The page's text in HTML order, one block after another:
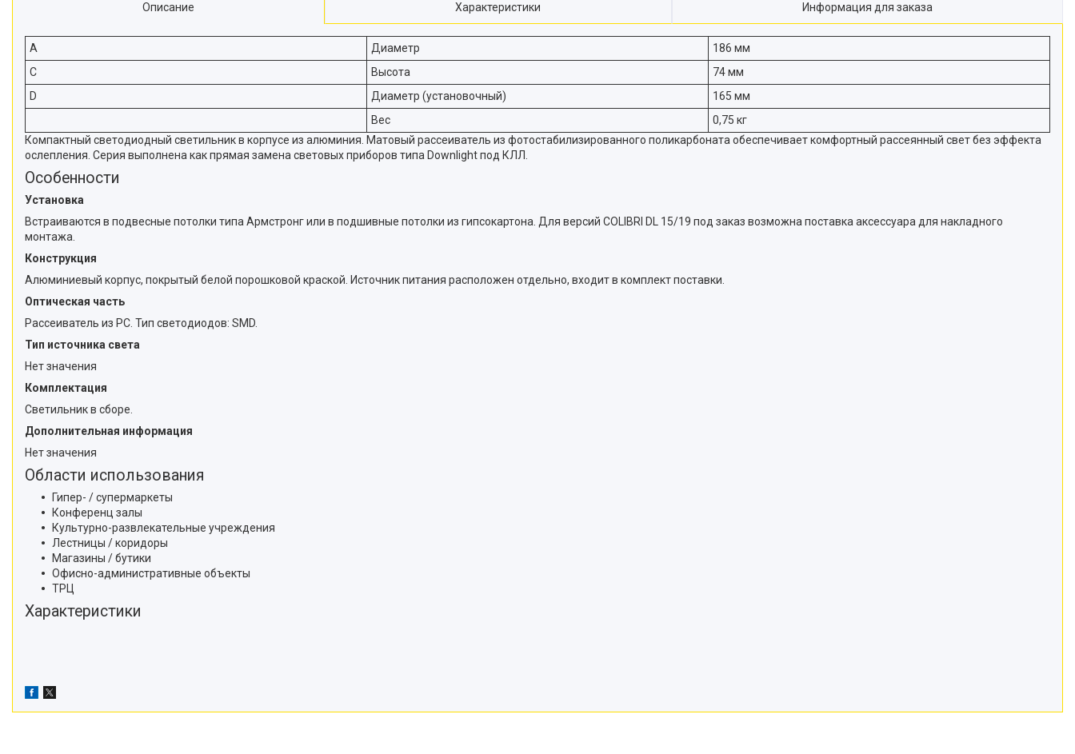
Описание Характеристики Информация для заказа
A Диаметр
186 мм
C
Высота
74 мм
D
Диаметр (установочный)
165 мм
Вес
0,75 кг
Компактный светодиодный светильник в корпусе из алюминия. Матовый рассеиватель из фотостабилизированного поликарбоната обеспечивает комфортный рассеянный свет без эффекта
ослепления. Серия выполнена как прямая замена световых приборов типа Downlight под КЛЛ.
Особенности
Установка
Встраиваются в подвесные потолки типа Армстронг или в подшивные потолки из гипсокартона. Для версий COLIBRI DL 15/19 под заказ возможна поставка аксессуара для накладного
монтажа.
Конструкция
Алюминиевый корпус, покрытый белой порошковой краской. Источник питания расположен отдельно, входит в комплект поставки.
Оптическая часть
Рассеиватель из PC. Тип светодиодов: SMD.
Тип источника света
Нет значения
Комплектация
Светильник в сборе.
Дополнительная информация
Нет значения
Области использования
Гипер- / супермаркеты
Конференц залы
Культурно-развлекательные учреждения
Лестницы / коридоры
Магазины / бутики
Офисно-административные объекты
ТРЦ
Характеристики